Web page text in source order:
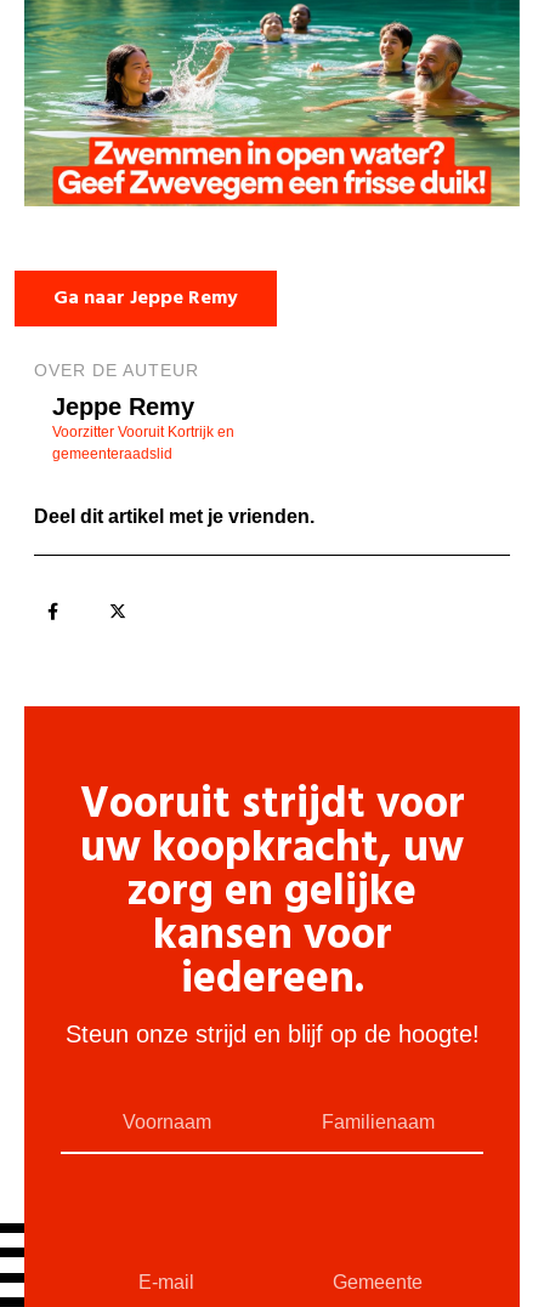
Ga naar Jeppe Remy
OVER DE AUTEUR
Jeppe Remy
Voorzitter Vooruit Kortrijk en
gemeenteraadslid
Deel dit artikel met je vrienden.
Vooruit strijdt voor
uw koopkracht, uw
zorg en gelijke
kansen voor
iedereen.
Steun onze strijd en blijf op de hoogte!